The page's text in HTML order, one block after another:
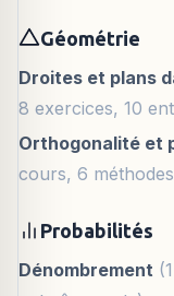
Géométrie
Droites et plans
8 exercices, 10
Orthogonalité et
cours, 6
Probabilités
Dénombrement